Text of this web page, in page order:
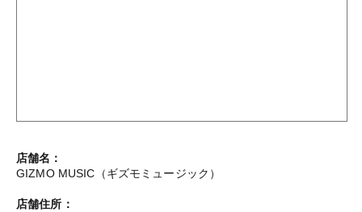
店舗名：
GIZMO MUSIC（ギズモミュージック）
店舗住所：